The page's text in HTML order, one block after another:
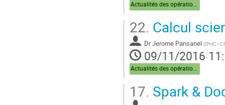
Actualités des opérations
22. Calcul
DrJerome Pansanel (IPHC -
09/11/2016
Actualités des opérations
17. Spark &